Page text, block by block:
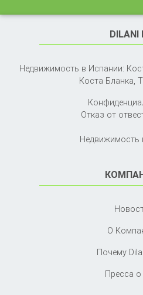
DILANI
Недвижимость в Испании:
Коста Бланка,
Отказ от
Недвижимость
О
Почему
Пресса о